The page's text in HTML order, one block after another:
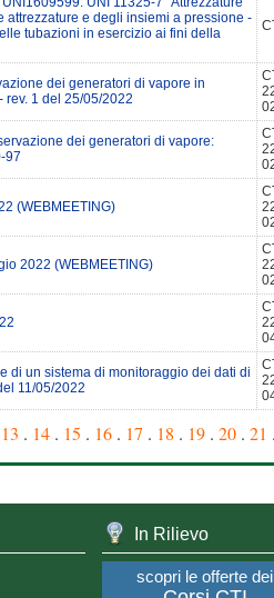
e degli insiemi a pressione -
tubazioni in esercizio ai fini della
dei generatori di vapore in
1 del 25/05/2022
dei generatori di vapore:
97
(WEBMEETING)
2022 (WEBMEETING)
di un sistema di monitoraggio dei dati di
11/05/2022
13 . 14. 15 . 16. 17 . 18 . 19. 20. 21
In Rilievo
scopri le offerte dei